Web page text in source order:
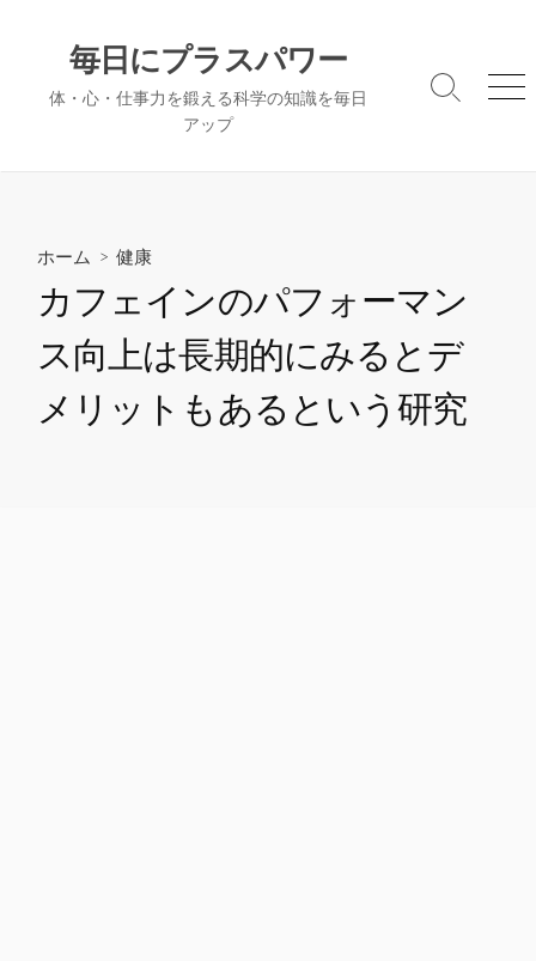
毎日にプラスパワー
体・心・仕事力を鍛える科学の知識を毎日
アップ
検
メ
ホーム > 健康
カフェインのパフォーマン
ス向上は長期的にみるとデ
メリットもあるという研究